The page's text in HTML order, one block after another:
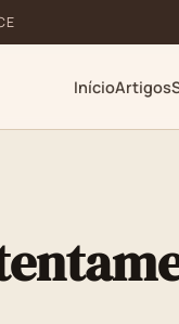
InícioArtigos